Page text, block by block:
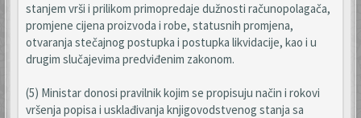
stanjem vrši i prilikom primopredaje dužnosti računopolagača,
promjene cijena proizvoda i robe, statusnih promjena,
otvaranja stečajnog postupka i postupka likvidacije, kao i u
drugim slučajevima predviđenim zakonom.
(5) Ministar donosi pravilnik kojim se propisuju način i rokovi
vršenja popisa i usklađivanja knjigovodstvenog stanja sa